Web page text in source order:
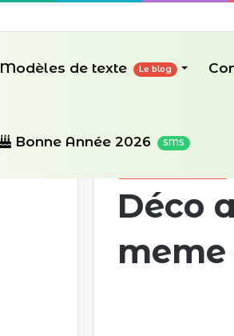
Modèles de texte Le blog
Bonne Année 2026 SMS
Accueil/Texte
Déco